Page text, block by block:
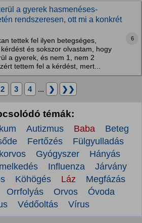
a gyerek hasmenéses-
rendszeresen, ott mi a konkrét
tettek fel ilyen betegséges,
és sokszor olvastam, hogy
a gyerek, és nem 1, nem 2
tettem fel a kérdést, mert...
6
2 3 4 ... ❯ ❯❯
témák:
Autizmus Baba
Beteg
Fertőzés
Fülgyulladás
Gyógyszer
Hányás
Influenza
Járvány
Köhögés Láz
Megfázás
Orrfolyás Orvos
Óvoda
Védőoltás Vírus